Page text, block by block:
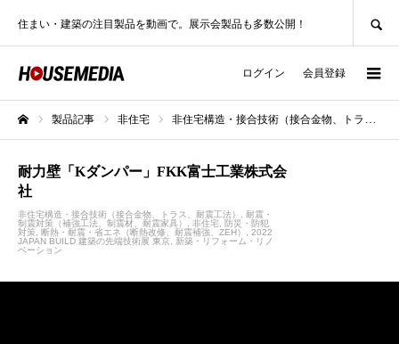
住まい・建築の注目製品を動画で。展示会製品も多数公開！
ログイン 会員登録
製品記事 非住宅 非住宅構造・接合技術（接合金物、トラス、耐震工法）
耐力壁「Kダンパー」FKK富士工業株式会
社
非住宅構造・接合技術（接合金物、トラス、耐震工法）
耐震・
制震対策（補強工法、制震材、耐震家具）
非住宅
防災・防犯
対策
断熱・耐震・省エネ（断熱改修、耐震補強、ZEH）
2022
JAPAN BUILD 建築の先端技術展 東京
新築・リフォーム・リノ
ベーション